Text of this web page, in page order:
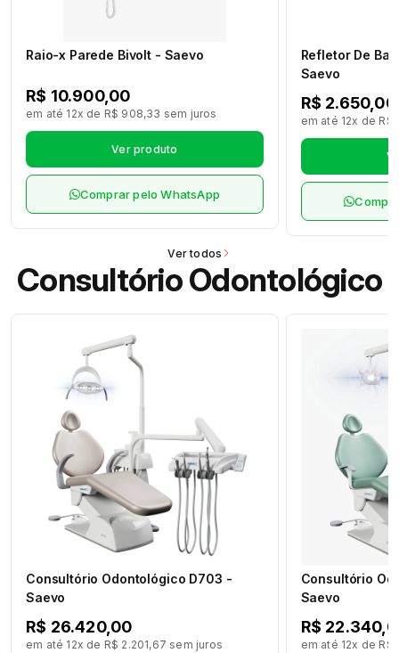
Raio-x Parede Bivolt - Saevo
R$ 10.900,00
em até 12x de R$ 908,33 sem juros
Ver produto
Comprar pelo WhatsApp
Refletor De
Saevo
R$ 2.650,00
em até 12x de
Ver todos
Consultório Odontológico
Consultório Odontológico D703 -
Saevo
R$ 26.420,00
em até 12x de R$ 2.201,67 sem juros
Consultório
Saevo
R$
em até 12x de R$